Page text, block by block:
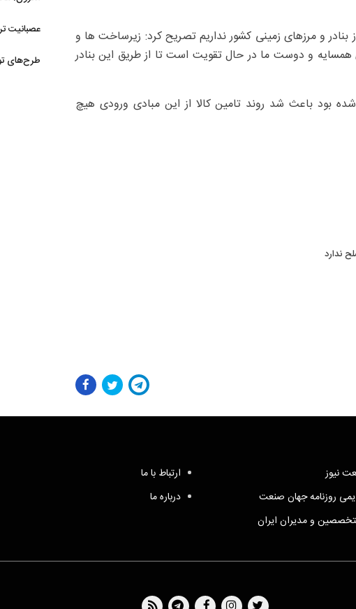
بنادر و مرزهای زمینی کشور نداریم تصریح کرد: زیرساخت‌ ها و
و دوست ما در حال تقویت است تا از طریق این بنادر
بود باعث شد روند تامین کالا از این مبادی ورودی هیچ
ندارد
عصبانیت
طرح‌های
نیوز
روزنامه جهان صنعت
و مدیران ایران
ارتباط با ما
درباره ما